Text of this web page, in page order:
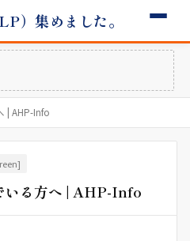
）集めました。
| AHP-Info
いる方へ | AHP-Info